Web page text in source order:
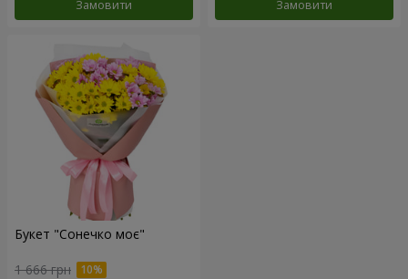
Замовити Замовити
Букет "Сонечко моє"
1 666 грн